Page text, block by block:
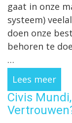
gaat in onze
systeem)
doen onze
behoren te
…
Lees meer
Civis